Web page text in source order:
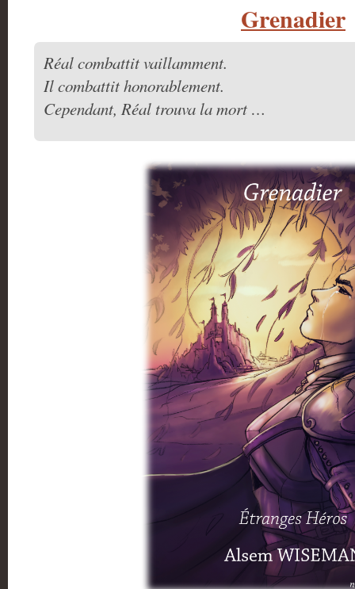
Grenadier
Réal combattit vaillamment.
Il combattit honorablement.
Cependant, Réal trouva la mort …